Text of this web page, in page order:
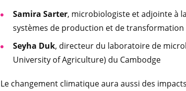
Samira Sarter, microbiologiste et adjointe à
systèmes de production et de transformation
Seyha Duk, directeur du laboratoire de
University of Agriculture) du Cambodge
Le changement climatique aura aussi des